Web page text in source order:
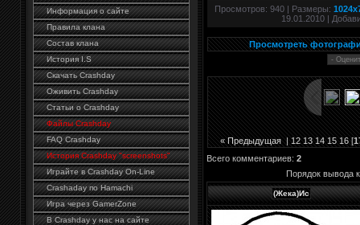
Информация о сайте
Правила клана
Состав клана
История I.S
Скачать Crashday
Оживить Crashday
Статьи о Crashday
Файлы Crashday
FAQ Crashday
История Crashday "screenshots"
Играйте в Crashday On-Line
Crashaday по Hamachi
Игра через GamerZone
В Crashday у нас на сайте
Просмотров: 940 | Размеры:
19.01.2010 |
Просмотреть
« Предыдущая|12 13 14 15 16[
Всего комментариев: 2
Порядок вывода
(Жека)Ис